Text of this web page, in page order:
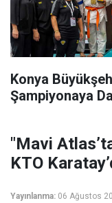
Konya
Şampiyonaya
"Mavi
KTO
Yayınlanma: 06 Ağustos